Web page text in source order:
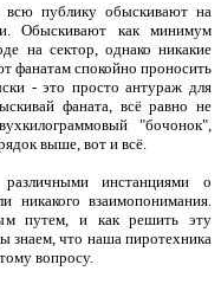
всю публику обыскивают на
Обыскивают как минимум
на сектор, однако никакие
фанатам спокойно проносить
- это просто антураж для
фаната, всё равно не
"бочонок",
выше, вот и всё.
инстанциями о
никакого взаимопонимания.
путем, и как решить эту
знаем, что наша пиротехника
вопросу.